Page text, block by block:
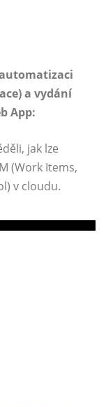
automatizaci
a vydání
App:
jak lze
(Work Items,
v cloudu.